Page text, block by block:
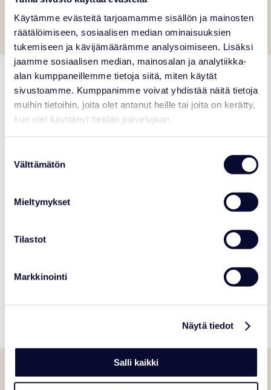
Käytämme evästeitä tarjoamamme sisällön ja mainosten
räätälöimiseen, sosiaalisen median ominaisuuksien
tukemiseen ja kävijämäärämme analysoimiseen. Lisäksi
jaamme sosiaalisen median, mainosalan ja analytiikka-
alan kumppaneillemme tietoja siitä, miten käytät
sivustoamme. Kumppanimme voivat yhdistää näitä tietoja
muihin tietoihin, joita olet antanut heille tai joita on kerätty,
kun olet käyttänyt heidän palvelujaan.
valinta
Välttämätön
Mieltymykset
Tilastot
Markkinointi
Näytä tiedot
Salli kaikki
There are barbecue shelters along the route where you can stop to enjoy
your own snacks.
Map of the Wildlife park